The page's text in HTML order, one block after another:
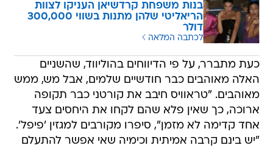
בנות משפחת קרדשיאן העניקו לצוות
הריאליטי שלהן מתנות בשווי 300,000
דולר
לכתבה המלאה
כעת מתברר, על פי הדיווחים בהוליווד, שהשניים
האלה מאוהבים כבר חודשיים שלמים, אבל מש, ממש
מאוהבים. "טראוויס חיבב את קורטני כבר תקופה
ארוכה, כך שאין פלא שהם לקחו את היחסים צעד
אחד קדימה לא מזמן", סיפרו מקורבים למגזין 'פיפל'.
"יש בינם קרבה אמיתית וכימיה שאי אפשר להתעלם